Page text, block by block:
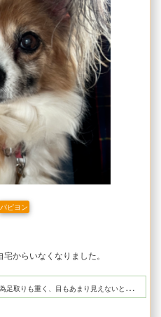
パピヨン
からいなくなりました。
少
し大きめのパピヨンです。もう老犬の為足取りも重く、目もあまり見えないと思います。そんなに遠くへは行けないと思いますので諏訪市湖南大熊周辺で見かけた方がおりましたらどんな些細な情報でも結構ですのでお願い致します。